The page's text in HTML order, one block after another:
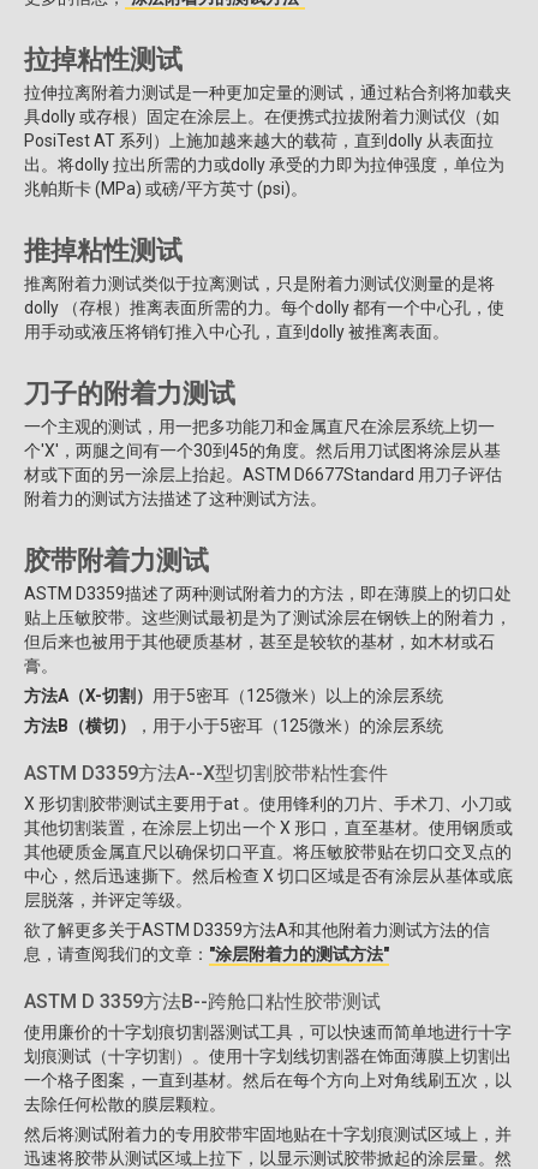
拉掉粘性测试
拉伸拉离附着力测试是一种更加定量的测试，通过粘合剂将加载夹
具dolly 或存根）固定在涂层上。在便携式拉拔附着力测试仪（如
PosiTest AT 系列）上施加越来越大的载荷，直到dolly 从表面拉
出。将dolly 拉出所需的力或dolly 承受的力即为拉伸强度，单位为
兆帕斯卡 (MPa) 或磅/平方英寸 (psi)。
推掉粘性测试
推离附着力测试类似于拉离测试，只是附着力测试仪测量的是将
dolly （存根）推离表面所需的力。每个dolly 都有一个中心孔，使
用手动或液压将销钉推入中心孔，直到dolly 被推离表面。
刀子的附着力测试
一个主观的测试，用一把多功能刀和金属直尺在涂层系统上切一
个'X'，两腿之间有一个30到45的角度。然后用刀试图将涂层从基
材或下面的另一涂层上抬起。ASTM D6677Standard 用刀子评估
附着力的测试方法描述了这种测试方法。
胶带附着力测试
ASTM D3359描述了两种测试附着力的方法，即在薄膜上的切口处
贴上压敏胶带。这些测试最初是为了测试涂层在钢铁上的附着力，
但后来也被用于其他硬质基材，甚至是较软的基材，如木材或石
膏。
方法A（X-切割）
用于5密耳（125微米）以上的涂层系统
方法B（横切）
，用于小于5密耳（125微米）的涂层系统
ASTM D3359方法A--X型切割胶带粘性套件
X 形切割胶带测试主要用于at 。使用锋利的刀片、手术刀、小刀或
其他切割装置，在涂层上切出一个 X 形口，直至基材。使用钢质或
其他硬质金属直尺以确保切口平直。将压敏胶带贴在切口交叉点的
中心，然后迅速撕下。然后检查 X 切口区域是否有涂层从基体或底
层脱落，并评定等级。
欲了解更多关于ASTM D3359方法A和其他附着力测试方法的信
息，请查阅我们的文章： "涂层附着力的测试方法"
ASTM D 3359方法B--跨舱口粘性胶带测试
使用廉价的十字划痕切割器测试工具，可以快速而简单地进行十字
划痕测试（十字切割）。使用十字划线切割器在饰面薄膜上切割出
一个格子图案，一直到基材。然后在每个方向上对角线刷五次，以
去除任何松散的膜层颗粒。
然后将测试附着力的专用胶带牢固地贴在十字划痕测试区域上，并
迅速将胶带从测试区域上拉下，以显示测试胶带掀起的涂层量。然